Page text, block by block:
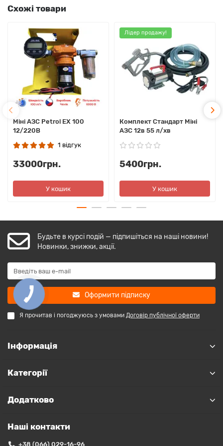
Схожі товари
Міні АЗС Petrol EX 100
12/220В
1 відгук
33000грн.
У кошик
Лідер продажу!
Комплект Стандарт Міні
АЗС 12в 55 л/хв
5400грн.
У кошик
Будьте в курсі подій — підпишіться на наші новини!
Новинки, знижки, акції.
Оформити підписку
Я прочитав і погоджуюсь з умовами Договір публічної оферти
Інформація
Категорії
Додатково
Наші контакти
+38 (066) 029-16-96